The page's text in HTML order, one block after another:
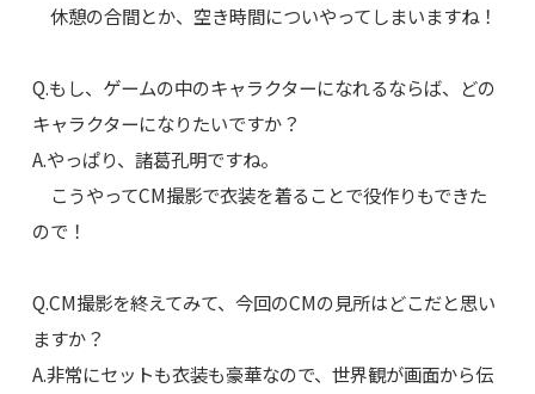
休憩の合間とか、空き時間についやってしまいますね！
Q.もし、ゲームの中のキャラクターになれるならば、どの
キャラクターになりたいですか？
A.やっぱり、諸葛孔明ですね。
こうやってCM撮影で衣装を着ることで役作りもできた
ので！
Q.CM撮影を終えてみて、今回のCMの見所はどこだと思い
ますか？
A.非常にセットも衣装も豪華なので、世界観が画面から伝